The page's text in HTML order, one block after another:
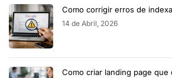
Como corrigir erros de
14 de Abril, 2026
Como criar landing page que